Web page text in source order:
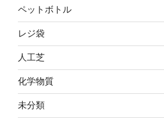
ペットボトル
レジ袋
人工芝
化学物質
未分類